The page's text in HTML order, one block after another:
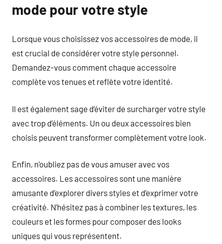
mode pour votre style
Lorsque vous choisissez vos accessoires de mode, il
est crucial de considérer votre style personnel.
Demandez-vous comment chaque accessoire
complète vos tenues et reflète votre identité.
Il est également sage d’éviter de surcharger votre style
avec trop d’éléments. Un ou deux accessoires bien
choisis peuvent transformer complètement votre look.
Enfin, n’oubliez pas de vous amuser avec vos
accessoires. Les accessoires sont une manière
amusante d’explorer divers styles et d’exprimer votre
créativité. N’hésitez pas à combiner les textures, les
couleurs et les formes pour composer des looks
uniques qui vous représentent.